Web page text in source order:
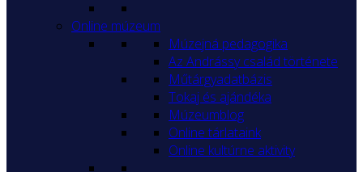
Online múzeum
Múzejná pedagogika
Az Andrássy család története
Műtárgyadatbázis
Tokaj és ajándéka
Múzeumblog
Online tárlataink
Online kultúrne aktivity